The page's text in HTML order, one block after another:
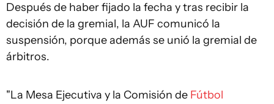
Después de haber fijado la fecha y tras recibir la
decisión de la gremial, la AUF comunicó la
suspensión, porque además se unió la gremial de
árbitros.
"La Mesa Ejecutiva y la Comisión de Fútbol